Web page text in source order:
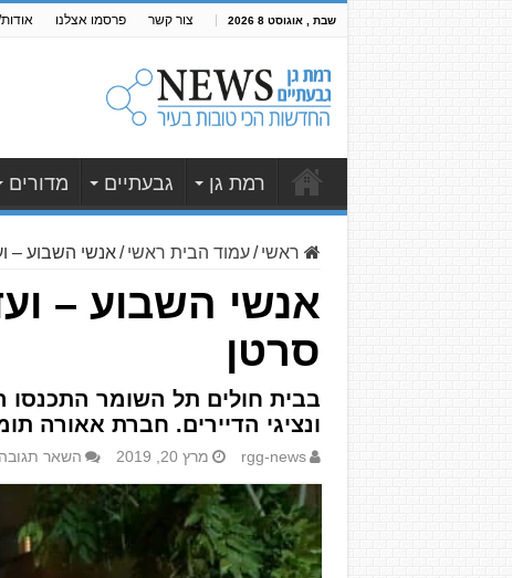
שבת , אוגוסט 8 2026 צור קשר פרסמו אצלנו
רמת גן גבעתיים מדורים
ראשי / עמוד הבית ראשי / אנשי השבוע –
אנשי השבוע –
סרטן
בבית חולים תל השומר התכנסו
ונציגי הדיירים. חברת אאורה
rgg-news מרץ 20, 2019 השאר תגובה